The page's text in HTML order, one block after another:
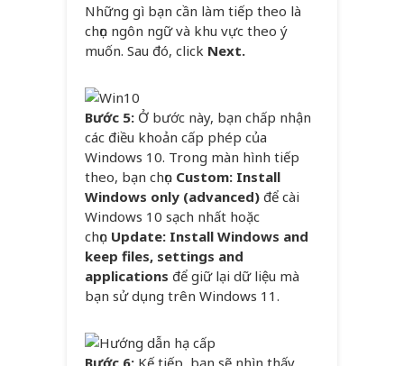
Những gì bạn cần làm tiếp theo là
chọn ngôn ngữ và khu vực theo ý
muốn. Sau đó, click Next.
Bước 5: Ở bước này, bạn chấp nhận
các điều khoản cấp phép của
Windows 10. Trong màn hình tiếp
theo, bạn chọn Custom: Install
Windows only (advanced) để cài
Windows 10 sạch nhất hoặc
chọn Update: Install Windows and
keep files, settings and
applications để giữ lại dữ liệu mà
bạn sử dụng trên Windows 11.
Bước 6: Kế tiếp, bạn sẽ nhìn thấy